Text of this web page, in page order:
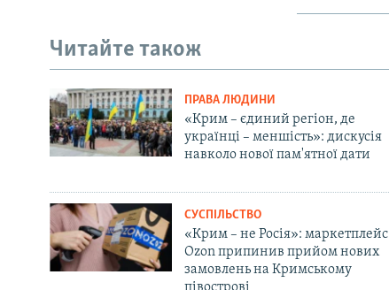
Читайте також
ПРАВА ЛЮДИНИ
«Крим – єдиний регіон, де
українці – меншість»: дискусія
навколо нової пам'ятної дати
СУСПІЛЬСТВО
«Крим – не Росія»: маркетплейс
Ozon припинив прийом нових
замовлень на Кримському
півострові